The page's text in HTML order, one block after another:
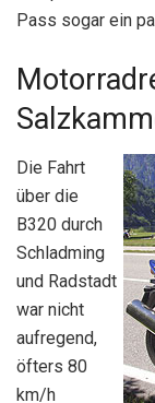
Pass sogar ein
Die Fahrt
über die
B320 durch
Schladming
und Radstadt
war nicht
aufregend,
öfters 80
km/h